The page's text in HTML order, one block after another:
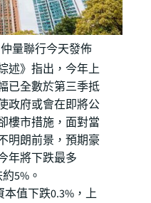
量聯行今天發佈
述》指出，今年上
已全數於第三季抵
政府或會在即將公
樓市措施，面對當
明朗前景，預期豪
年將下跌最多
5%。
本值下跌0.3%，上